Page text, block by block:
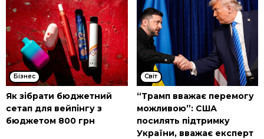
Бізнес
Як зібрати бюджетний
сетап для вейпінгу з
бюджетом 800 грн
Cвіт
“Трамп вважає перемогу
можливою”: США
посилять підтримку
України, вважає експерт